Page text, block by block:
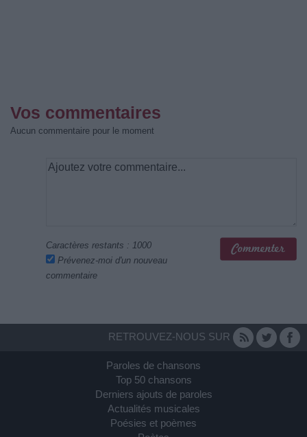
Vos commentaires
Aucun commentaire pour le moment
Caractères restants : 1000
Prévenez-moi d'un nouveau
commentaire
RETROUVEZ-NOUS SUR
Paroles de chansons
Top 50 chansons
Derniers ajouts de paroles
Actualités musicales
Poésies et poèmes